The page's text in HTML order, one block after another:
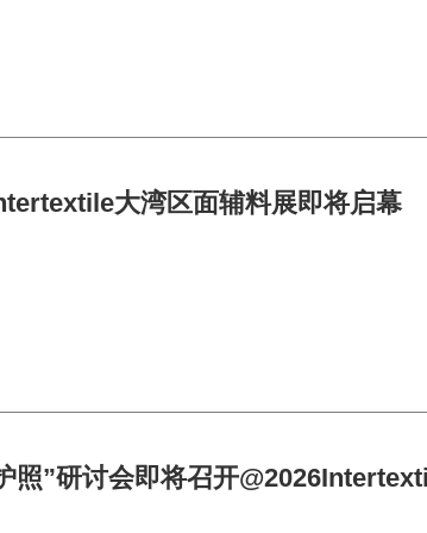
大湾区面辅料展即将启幕
照”研讨会即将召开